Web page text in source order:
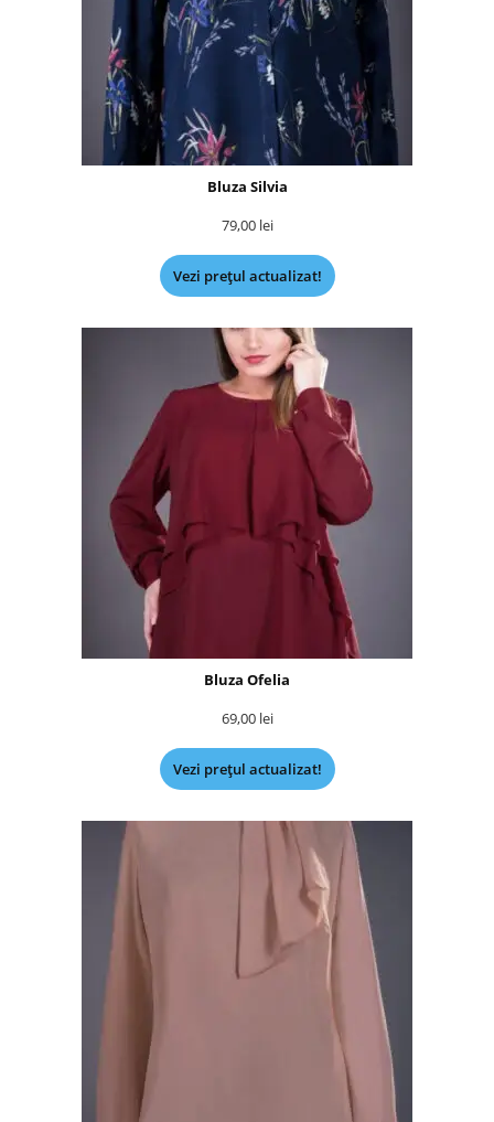
Bluza Silvia
79,00 lei
Vezi prețul actualizat!
Bluza Ofelia
69,00 lei
Vezi prețul actualizat!